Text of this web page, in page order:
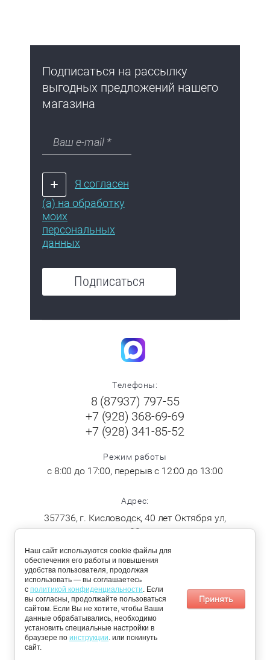
📩 Получить персональное предложение
Подписаться на рассылку
выгодных предложений нашего
магазина
Я согласен
(а) на обработку
моих
персональных
данных
Подписаться
Телефоны:
8 (87937) 797-55
+7 (928) 368-69-69
+7 (928) 341-85-52
Режим работы
с 8:00 до 17:00, перерыв с 12:00 до 13:00
Адрес:
357736, г. Кисловодск, 40 лет Октября ул,
23
ДОСТАВКА
По Кисловодску:
понедельник,
среда, четверг
Железноводск,
Ессентуки и
Минеральные
воды: вторник и
пятница
Наш сайт используются cookie файлы для
обеспечения его работы и повышения
удобства пользователя, продолжая
использовать — вы соглашаетесь
с политикой конфиденциальности. Если
вы согласны, продолжайте пользоваться
сайтом. Если Вы не хотите, чтобы Ваши
данные обрабатывались, необходимо
установить специальные настройки в
браузере по инструкции. или покинуть
сайт.
Принять